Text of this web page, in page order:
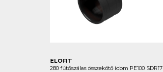
ELOFIT
280 fűtőszálas összekötő idom PE100 SDR17